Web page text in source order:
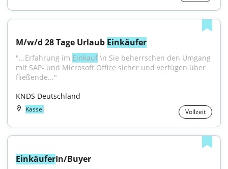
M/w/d 28 Tage Urlaub Einkäufer
"...Erfahrung im Einkauf \n Sie beherrschen den Umgang
mit SAP- und Microsoft Office sicher und verfügen über
fließende..."
KNDS Deutschland
Kassel Vollzeit
EinkäuferIn/Buyer